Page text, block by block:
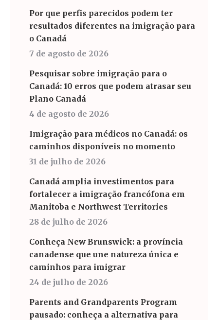
Por que perfis parecidos podem ter
resultados diferentes na imigração para
o Canadá
7 de agosto de 2026
Pesquisar sobre imigração para o
Canadá: 10 erros que podem atrasar seu
Plano Canadá
4 de agosto de 2026
Imigração para médicos no Canadá: os
caminhos disponíveis no momento
31 de julho de 2026
Canadá amplia investimentos para
fortalecer a imigração francófona em
Manitoba e Northwest Territories
28 de julho de 2026
Conheça New Brunswick: a província
canadense que une natureza única e
caminhos para imigrar
24 de julho de 2026
Parents and Grandparents Program
pausado: conheça a alternativa para